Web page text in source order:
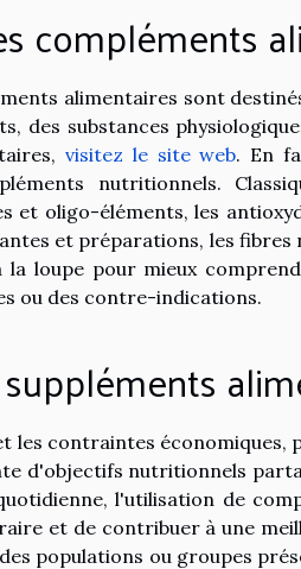
compléments
alimentaires sont
des substances
visitez le site web. En
nutritionnels.
et oligo-éléments, les
et préparations, les fibres
loupe pour mieux
ou des contre-indications.
les contraintes économiques,
d'objectifs nutritionnels
l'utilisation de
et de contribuer à une
populations ou groupes